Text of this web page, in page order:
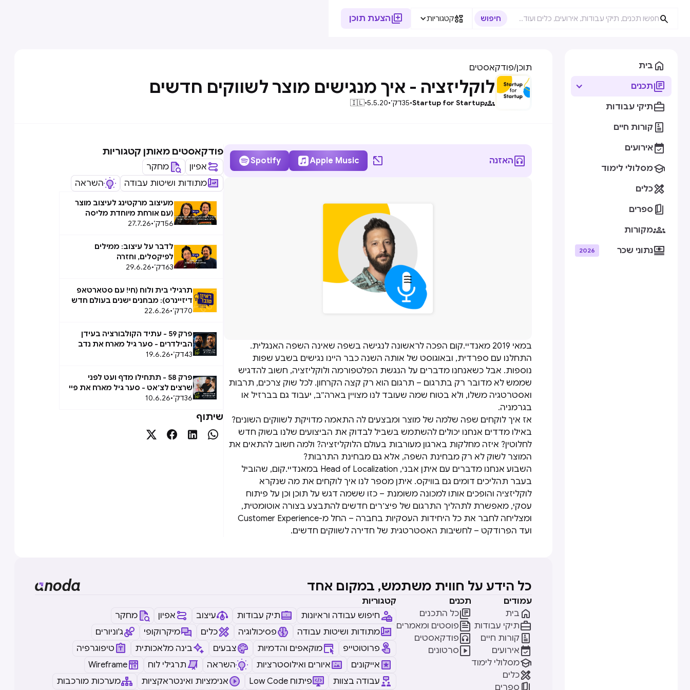

קטגוריות הצעת תוכן
 בית
תכנים
תיקי עבודות
 קורות חיים
אירועים
מסלולי לימוד
כלים
 ספרים
מקורות
נתוני שכר 2026
תוכן/פודקאסטים
לוקליזציה - איך מנגישים מוצר לשווקים חדשים

Startup for Startup
•
35דק׳•
5.5.20
•
🇮🇱
האזנה 
Apple Music

Spotify

במאי 2019 מאנדיי.קום הפכה לראשונה לנגישה בשפה שאינה השפה האנגלית.
התחלנו עם ספרדית, ובאוגוסט של אותה השנה כבר היינו נגישים בשבע שפות
נוספות. אבל כשאנחנו מדברים על הנגשת הפלטפורמה ולוקליזציה, חשוב להדגיש
שממש לא מדובר רק בתרגום – תרגום הוא רק קצה הקרחון. לכל שוק צרכים, תרבות
ואסטרטגיה משלו, ולא בטוח שמה שעובד לנו מצויין בארה״ב, יעבוד גם בברזיל או
בגרמניה.
אז איך לוקחים שפה שלמה של מוצר ומבצעים לה התאמה מדויקת לשווקים השונים?
באילו מדדים אנחנו יכולים להשתמש בשביל לבדוק את הביצועים שלנו בשוק חדש
לחלוטין? איזה מחלקות בארגון מעורבות בעולם הלוקליזציה? ולמה חשוב להתאים את
המוצר לשוק לא רק מבחינת השפה, אלא גם מבחינת התרבות?
השבוע אנחנו מדברים עם איתן אבני, Head of Localization במאנדיי.קום, שהוביל
בעבר תהליכים דומים גם בוויקס. איתן מספר לנו איך לוקחים את מה שנקרא
לוקליזציה והופכים אותו למכונה משומנת – כזו ששמה דגש על תוכן וכן על פיתוח
עסקי, מאפשרת לתהליך התרגום של פיצ׳רים חדשים להתבצע בצורה אוטומטית,
ומצליחה לחבר את כל היחידות העסקיות בחברה – החל מ-Customer Experience
ועד הפרודקט – לחשיבות האסטרטגית של חדירה לשווקים חדשים.
פודקאסטים מאותן קטגוריות
אפיון
מחקר
מתודות ושיטות עבודה
השראה
מעיצוב מרקטינג לעיצוב מוצר
(עם אורחת מיוחדת מליסה
טאוב): המעבר הבלתי אפשרי,
56דק׳•
27.7.26
לדבר על עיצוב: ממילים
לפיקסלים, וחזרה
63דק׳•
29.6.26
תרגילי בית ולוח (חי! עם סטארטאפ
דיזיינרס): מבחנים ישנים בעולם חדש
70דק׳•
22.6.26
פרק 59 - עתיד הקולבורציה בעידן
הבילדרים - סער גיל מארח את נדב
אבידן
43דק׳•
19.6.26
פרק 58 - תתחילו מדף ועט לפני
שרצים לצ׳אט - סער גיל מארח את פיי
ברק
36דק׳•
10.6.26
שיתוף




כל הידע על חווית משתמש, במקום אחד
עמודים
בית 
תיקי עבודות
קורות חיים 
אירועים 
מסלולי לימוד
כלים
ספרים 
תכנים
כל התכנים
פוסטים ומאמרים
פודקאסטים
סרטונים
קטגוריות
חיפוש עבודה וראיונות
תיק עבודות עיצוב אפיון
מחקר
מתודות ושיטות עבודה
פסיכולוגיה כלים מיקרוקופי
ג'וניורים
פרוטוטייפ
מוקאפים והדמיות צבעים בינה מלאכותית
טיפוגרפיה
אייקונים
איורים ואילוסטרציות השראה תרגילי לוח
Wireframe
עבודה בצוות
Low Code פיתוח אנימציות ואינטראקציות מערכות מורכבות